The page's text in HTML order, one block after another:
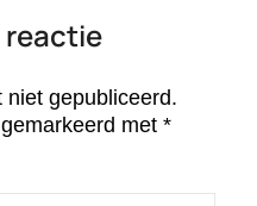
reactie
gepubliceerd.
met *